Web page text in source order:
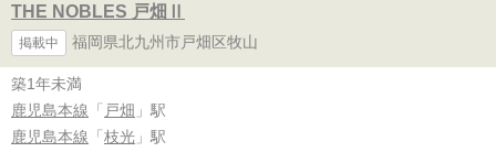
THE NOBLES 戸畑Ⅱ
掲載中 福岡県北九州市戸畑区牧山
築1年未満
鹿児島本線 「 戸畑 」駅
鹿児島本線 「 枝光 」駅